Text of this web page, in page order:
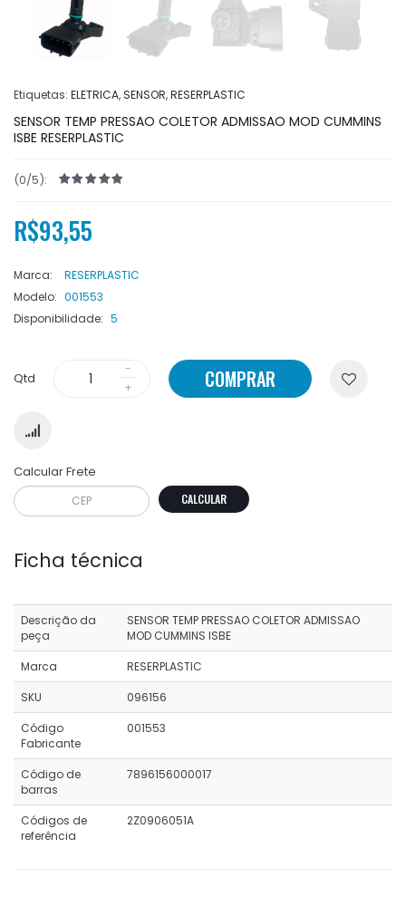
Etiquetas: ELETRICA, SENSOR,RESERPLASTIC
SENSOR TEMP PRESSAO COLETOR ADMISSAO MOD CUMMINS
ISBE RESERPLASTIC
(0/5):
R$93,55
Marca:
RESERPLASTIC
Modelo: 001553
Disponibilidade: 5
Qtd COMPRAR
Calcular Frete
CALCULAR
Ficha técnica
Descrição da
peça
SENSOR TEMP PRESSAO COLETOR ADMISSAO
MOD CUMMINS ISBE
Marca
RESERPLASTIC
SKU
096156
Código
Fabricante
001553
Código de
barras
7896156000017
Códigos de
referência
2Z0906051A